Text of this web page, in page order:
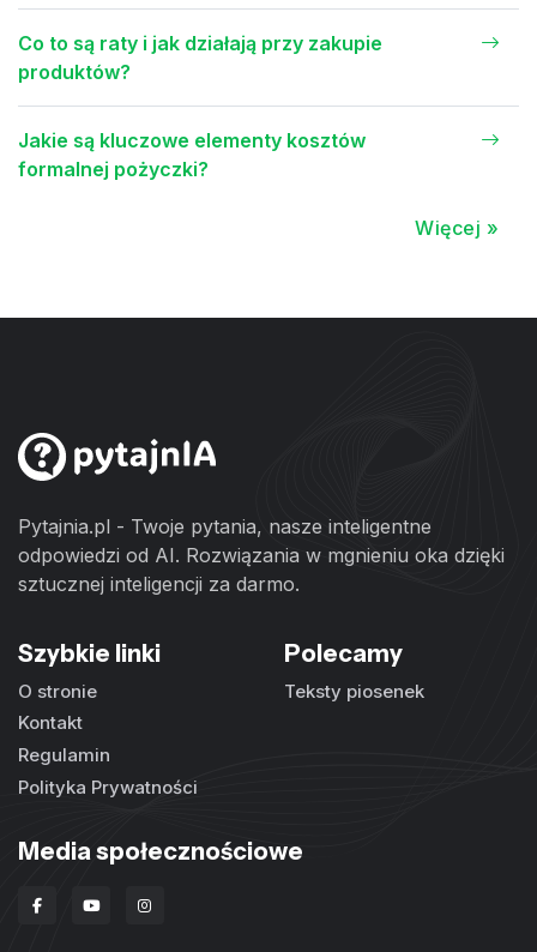
Co to są raty i jak działają przy zakupie
produktów?
Jakie są kluczowe elementy kosztów
formalnej pożyczki?
Więcej »
Pytajnia.pl - Twoje pytania, nasze inteligentne
odpowiedzi od AI. Rozwiązania w mgnieniu oka dzięki
sztucznej inteligencji za darmo.
Szybkie linki
O stronie
Kontakt
Regulamin
Polityka Prywatności
Polecamy
Teksty piosenek
Media społecznościowe